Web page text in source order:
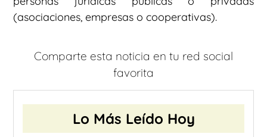
(asociaciones, empresas o cooperativas).
Comparte esta noticia en tu red social
favorita
Lo Más Leído Hoy